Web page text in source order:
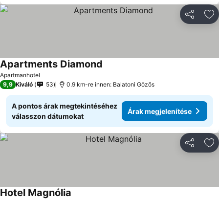
Apartmanhotel
Apartments Diamond
9,9 Kiváló 53 0.9 km-re innen: Balatoni Gőzös
A pontos árak megtekintéséhez
válasszon dátumokat
Árak megjelenítése
Hotel Magnólia